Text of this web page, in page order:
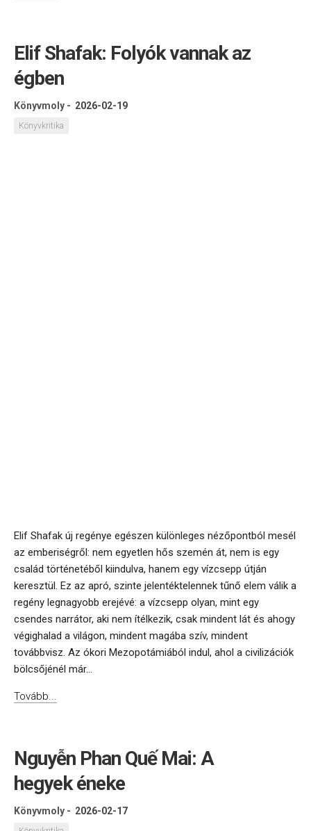
Elif Shafak: Folyók vannak az
égben
Könyvmoly - 2026-02-19
Könyvkritika
Elif Shafak új regénye egészen különleges nézőpontból mesél
az emberiségről: nem egyetlen hős szemén át, nem is egy
család történetéből kiindulva, hanem egy vízcsepp útján
keresztül. Ez az apró, szinte jelentéktelennek tűnő elem válik a
regény legnagyobb erejévé: a vízcsepp olyan, mint egy
csendes narrátor, aki nem ítélkezik, csak mindent lát és ahogy
végighalad a világon, mindent magába szív, mindent
továbbvisz. Az ókori Mezopotámiából indul, ahol a civilizációk
bölcsőjénél már...
Tovább...
Nguyễn Phan Quế Mai: A
hegyek éneke
Könyvmoly - 2026-02-17